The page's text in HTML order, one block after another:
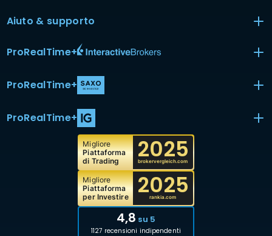
Aiuto & supporto
ProRealTime+
ProRealTime+
ProRealTime+
Migliore
Piattaforma
di Trading
2025
brokervergleich.com
Migliore
Piattaforma
per Investire
2025
rankia.com
4,8 su 5
1127 recensioni indipendenti